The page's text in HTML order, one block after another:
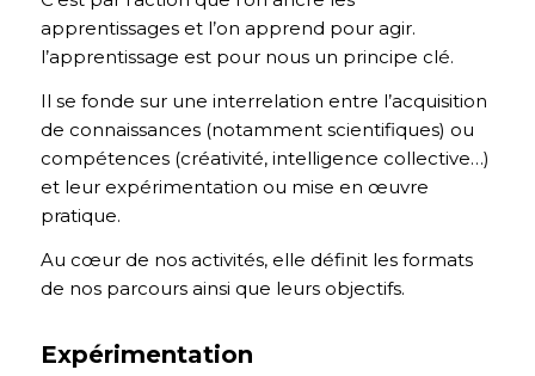
apprentissages et l’on apprend pour agir.
l’apprentissage est pour nous un principe clé.
Il se fonde sur une interrelation entre l’acquisition
de connaissances (notamment scientifiques) ou
compétences (créativité, intelligence collective…)
et leur expérimentation ou mise en œuvre
pratique.
Au cœur de nos activités, elle définit les formats
de nos parcours ainsi que leurs objectifs.
Expérimentation